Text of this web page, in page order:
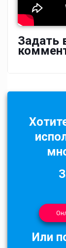
Задать
Или